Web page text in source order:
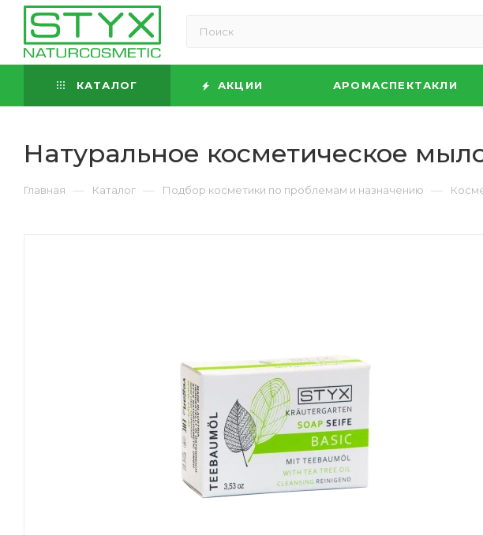
КАТАЛОГ АКЦИИ АРОМАСПЕКТАКЛИ
Натуральное косметическое
Главная — Каталог — Подбор косметики по проблемам и назначению —